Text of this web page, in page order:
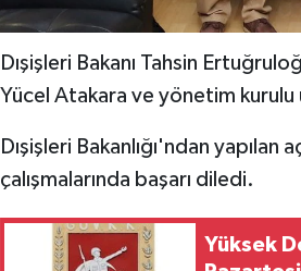
Dışişleri Bakanı Tahsin
Yücel Atakara ve yönetim
Dışişleri Bakanlığı'ndan
çalışmalarında başarı diledi.
Yüksek